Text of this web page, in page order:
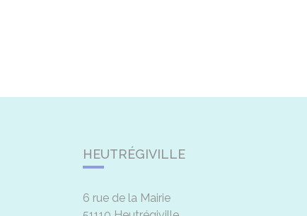
HEUTRÉGIVILLE
6 rue de la Mairie